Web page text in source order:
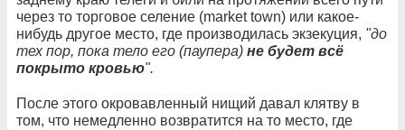
через то торговое селение (market town) или какое-
нибудь другое место, где производилась экзекуция, "до
тех пор, пока тело его (паупера) не будет всё
покрыто кровью".
После этого окровавленный нищий давал клятву в
том, что немедленно возвратится на то место, где